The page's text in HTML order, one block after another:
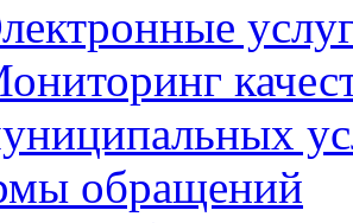
обращений